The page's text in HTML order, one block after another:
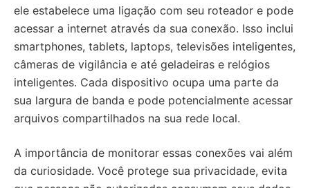
ele estabelece uma ligação com seu roteador e pode
acessar a internet através da sua conexão. Isso inclui
smartphones, tablets, laptops, televisões inteligentes,
câmeras de vigilância e até geladeiras e relógios
inteligentes. Cada dispositivo ocupa uma parte da
sua largura de banda e pode potencialmente acessar
arquivos compartilhados na sua rede local.
A importância de monitorar essas conexões vai além
da curiosidade. Você protege sua privacidade, evita